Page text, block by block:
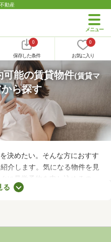
動産
0
保存した条件
0
お気に入り
可能の賃貸物件(賃貸マ
ら探す
決めたい。そんな方におすす
介します。気になる物件を見
に見学予約を申し込めるの
すよ。複数のお部屋を実際に
る